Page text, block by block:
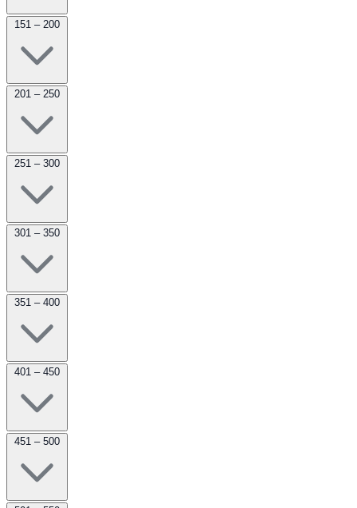
151 – 200
201 – 250
251 – 300
301 – 350
351 – 400
401 – 450
451 – 500